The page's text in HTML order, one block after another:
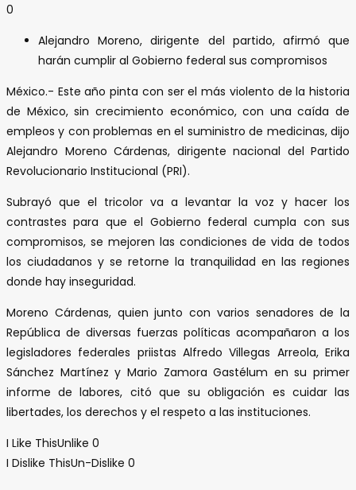
0
Alejandro Moreno, dirigente del partido, afirmó que
harán cumplir al Gobierno federal sus compromisos
México.- Este año pinta con ser el más violento de la historia
de México, sin crecimiento económico, con una caída de
empleos y con problemas en el suministro de medicinas, dijo
Alejandro Moreno Cárdenas, dirigente nacional del Partido
Revolucionario Institucional (PRI).
Subrayó que el tricolor va a levantar la voz y hacer los
contrastes para que el Gobierno federal cumpla con sus
compromisos, se mejoren las condiciones de vida de todos
los ciudadanos y se retorne la tranquilidad en las regiones
donde hay inseguridad.
Moreno Cárdenas, quien junto con varios senadores de la
República de diversas fuerzas políticas acompañaron a los
legisladores federales priistas Alfredo Villegas Arreola, Erika
Sánchez Martínez y Mario Zamora Gastélum en su primer
informe de labores, citó que su obligación es cuidar las
libertades, los derechos y el respeto a las instituciones.
I Like ThisUnlike 0
I Dislike ThisUn-Dislike 0